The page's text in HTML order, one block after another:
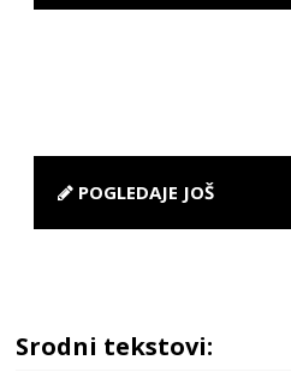
POGLEDAJE JOŠ
Srodni tekstovi: